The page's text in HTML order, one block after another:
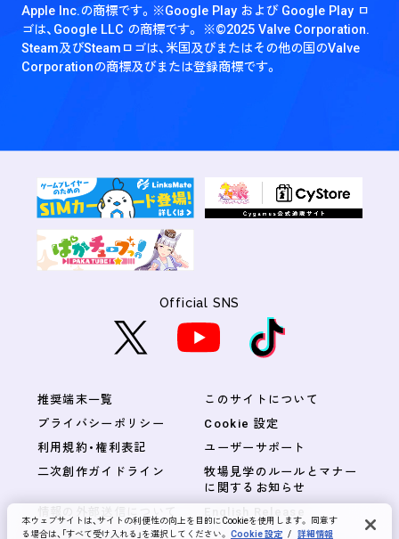
Apple Inc.の商標です。 ※Google Play および Google Play ロ
ゴは、Google LLC の商標です。
※©2025 Valve Corporation.
Steam及びSteamロゴは、米国及びまたはその他の国のValve
Corporationの商標及びまたは登録商標です。
Official SNS
推奨端末一覧
このサイトについて
プライバシーポリシー
Cookie 設定
利用規約・権利表記
ユーザーサポート
二次創作ガイドライン
牧場見学のルールとマナー
に関するお知らせ
本ウェブサイトは、サイトの利便性の向上を目的にCookieを使用します。 同意す
る場合は、「すべて受け入れる」を選択してください。 Cookie 設定 / 詳細情報